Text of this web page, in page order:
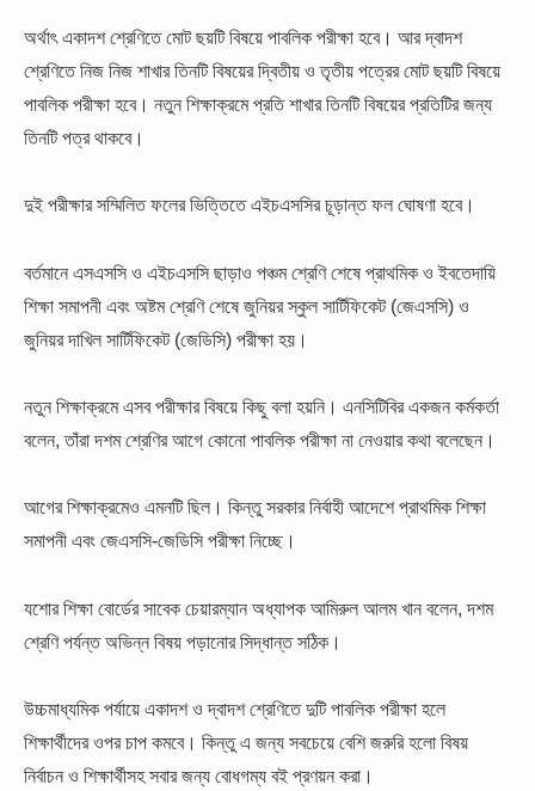
অর্থাৎ একাদশ শ্রেণিতে মোট ছয়টি বিষয়ে পাবলিক পরীক্ষা হবে। আর দ্বাদশ
শ্রেণিতে নিজ নিজ শাখার তিনটি বিষয়ের দ্বিতীয় ও তৃতীয় পত্রের মোট ছয়টি বিষয়ে
পাবলিক পরীক্ষা হবে। নতুন শিক্ষাক্রমে প্রতি শাখার তিনটি বিষয়ের প্রতিটির জন্য
তিনটি পত্র থাকবে।
দুই পরীক্ষার সম্মিলিত ফলের ভিত্তিতে এইচএসসির চূড়ান্ত ফল ঘোষণা হবে।
বর্তমানে এসএসসি ও এইচএসসি ছাড়াও পঞ্চম শ্রেণি শেষে প্রাথমিক ও ইবতেদায়ি
শিক্ষা সমাপনী এবং অষ্টম শ্রেণি শেষে জুনিয়র স্কুল সার্টিফিকেট (জেএসসি) ও
জুনিয়র দাখিল সার্টিফিকেট (জেডিসি) পরীক্ষা হয়।
নতুন শিক্ষাক্রমে এসব পরীক্ষার বিষয়ে কিছু বলা হয়নি। এনসিটিবির একজন কর্মকর্তা
বলেন, তাঁরা দশম শ্রেণির আগে কোনো পাবলিক পরীক্ষা না নেওয়ার কথা বলেছেন।
আগের শিক্ষাক্রমেও এমনটি ছিল। কিন্তু সরকার নির্বাহী আদেশে প্রাথমিক শিক্ষা
সমাপনী এবং জেএসসি-জেডিসি পরীক্ষা নিচ্ছে।
যশোর শিক্ষা বোর্ডের সাবেক চেয়ারম্যান অধ্যাপক আমিরুল আলম খান বলেন, দশম
শ্রেণি পর্যন্ত অভিন্ন বিষয় পড়ানোর সিদ্ধান্ত সঠিক।
উচ্চমাধ্যমিক পর্যায়ে একাদশ ও দ্বাদশ শ্রেণিতে দুটি পাবলিক পরীক্ষা হলে
শিক্ষার্থীদের ওপর চাপ কমবে। কিন্তু এ জন্য সবচেয়ে বেশি জরুরি হলো বিষয়
নির্বাচন ও শিক্ষার্থীসহ সবার জন্য বোধগম্য বই প্রণয়ন করা।